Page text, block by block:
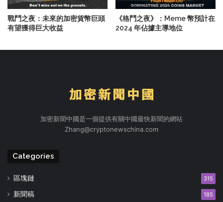
戰鬥之夜：未來的加密貨幣巨頭
有望獲得巨大收益
《格鬥之夜》：Meme 幣預計在
2024 年佔據主導地位
加密新聞中國是一個提供有關中國最快新聞的網站
Zhang@cryptonewschina.com
Categories
區塊鏈 315
新聞稿 185